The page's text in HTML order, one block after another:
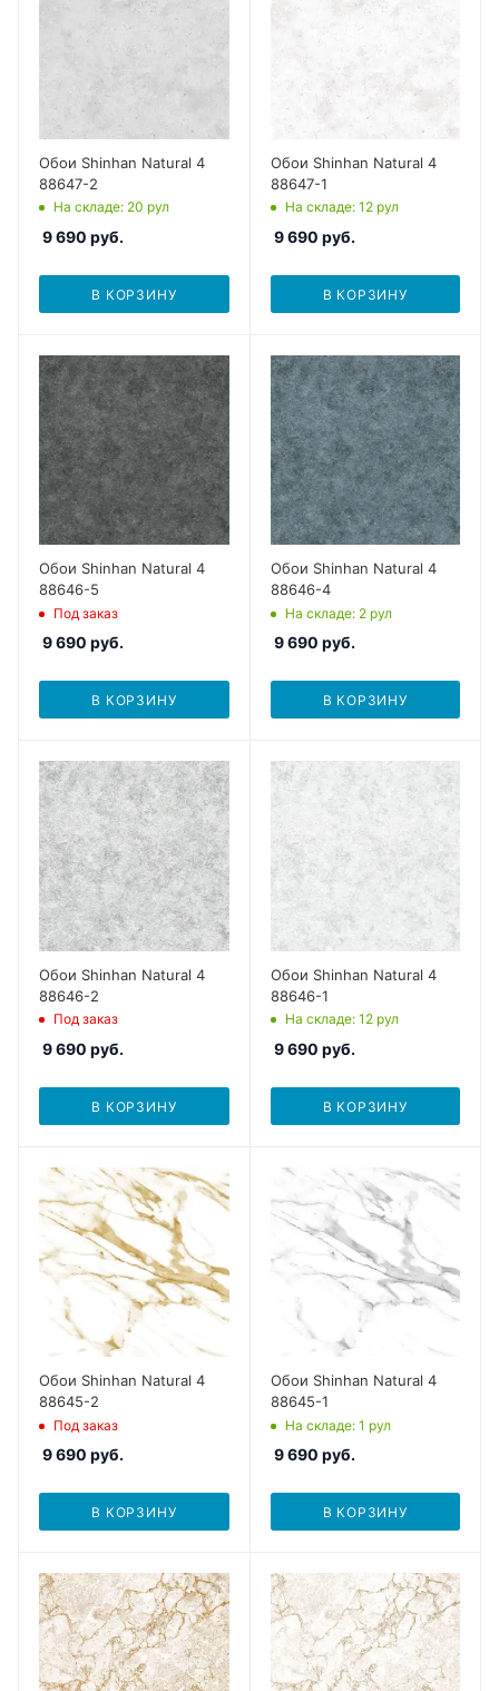
Обои Shinhan Natural 4
88647-2
На складе: 20 рул
9 690 руб.
В КОРЗИНУ
Обои Shinhan Natural 4
88647-1
На складе: 12 рул
9 690 руб.
В КОРЗИНУ
Обои Shinhan Natural 4
88646-5
Под заказ
9 690 руб.
В КОРЗИНУ
Обои Shinhan Natural 4
88646-4
На складе: 2 рул
9 690 руб.
В КОРЗИНУ
Обои Shinhan Natural 4
88646-2
Под заказ
9 690 руб.
В КОРЗИНУ
Обои Shinhan Natural 4
88646-1
На складе: 12 рул
9 690 руб.
В КОРЗИНУ
Обои Shinhan Natural 4
88645-2
Под заказ
9 690 руб.
В КОРЗИНУ
Обои Shinhan Natural 4
88645-1
На складе: 1 рул
9 690 руб.
В КОРЗИНУ